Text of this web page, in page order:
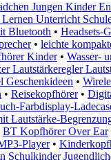
Jungen Kinder
Unterricht
Bluetooth • Headsets-
• leichte
Kinder• Wasser-
Lautstärkeregler
Geschenkideen •
• Reisekopfhörer•
Farbdisplay-
Lautstärke-
BT Kopfhörer Over Ear
Player•
Schulkinder